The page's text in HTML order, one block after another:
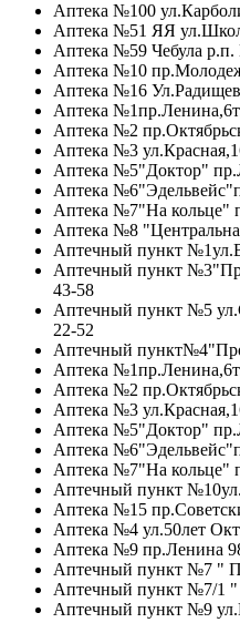
Аптека №100
Аптека №51 ЯЯ
Аптека №59 Чебула р.п.
Аптека №10
Аптека №16
Аптека
Аптека №2
Аптека №3
Аптека №5"Доктор"
Аптека
Аптека №7"На кольце"
Аптека №8
Аптечный пункт
Аптечный пункт
43-58
Аптечный пункт №5
22-52
Аптечный
Аптека
Аптека №2
Аптека №3
Аптека №5"Доктор"
Аптека
Аптека №7"На кольце"
Аптечный пункт
Аптека №15
Аптека №4 ул.50лет
Аптека №9 пр.Ленина
Аптечный пункт №7 "
Аптечный пункт №7/1
Аптечный пункт №9